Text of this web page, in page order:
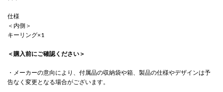
仕様
＜内側＞
キーリング×1
＜購入前にご確認ください＞
・メーカーの意向により、付属品の収納袋や箱、製品の仕様やデザインは予
告なく変更となる場合がございます。